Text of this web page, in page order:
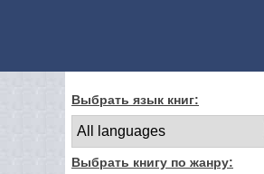
Выбрать язык книг:
Выбрать книгу по жанру: